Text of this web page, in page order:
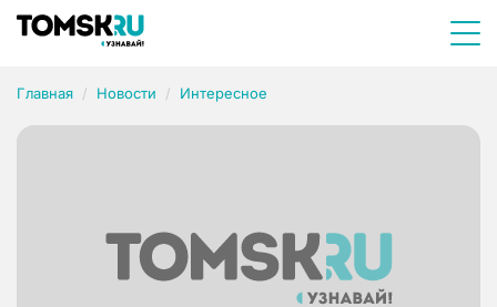
Главная Новости Интересное